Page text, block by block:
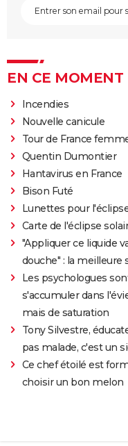
EN CE MOMENT
Incendies
Nouvelle canicule
Tour de France
Quentin Dumontier
Hantavirus en France
Bison Futé
Lunettes pour
Carte de l'éclipse
"Appliquer ce liquide
douche" : la
Les psychologues
s'accumuler dans
mais de saturation
Tony Silvestre,
pas malade, c'est un
Ce chef étoilé est
choisir un bon melon